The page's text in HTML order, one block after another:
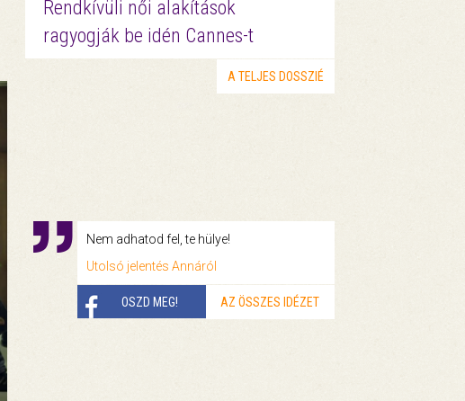
Rendkívüli női alakítások
ragyogják be idén Cannes-t
A TELJES DOSSZIÉ
Nem adhatod fel, te hülye!
Utolsó jelentés Annáról
OSZD MEG! AZ ÖSSZES IDÉZET